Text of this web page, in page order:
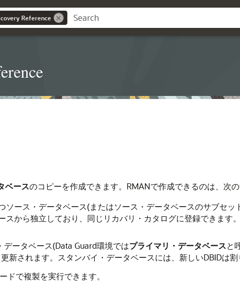
Reference
ベースのコピーを作成できます。RMANで作成できるのは、次
ソース・データベース(またはソース・データベースのサブセ
スから独立しており、同じリカバリ・カタログに登録できます
データベース(Data Guard環境ではプライマリ・データベースと
新されます。スタンバイ・データベースには、新しいDBIDは割
ドで複製を実行できます。